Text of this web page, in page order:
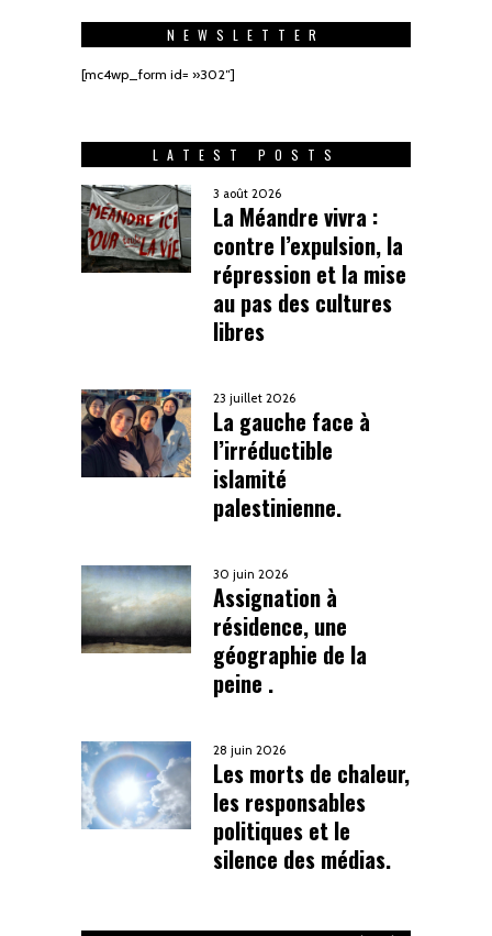
NEWSLETTER
[mc4wp_form id= »302″]
LATEST POSTS
3 août 2026
La Méandre vivra :
contre l’expulsion, la
répression et la mise
au pas des cultures
libres
23 juillet 2026
La gauche face à
l’irréductible
islamité
palestinienne.
30 juin 2026
Assignation à
résidence, une
géographie de la
peine .
28 juin 2026
Les morts de chaleur,
les responsables
politiques et le
silence des médias.